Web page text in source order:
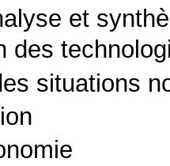
et
des
situations